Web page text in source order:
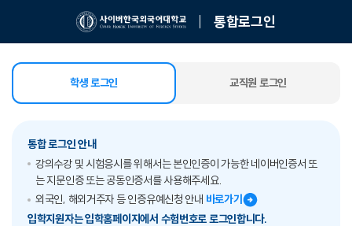
통합로그인
학생 로그인
선택됨 교직원 로그인
통합 로그인 안내
강의수강 및 시험응시를 위해서는 본인인증이 가능한 네이버인증서 또
는 지문인증 또는 공동인증서를 사용해주세요.
외국인, 해외거주자 등 인증유예신청 안내 바로가기
입학지원자는 입학홈페이지에서 수험번호로 로그인합니다.